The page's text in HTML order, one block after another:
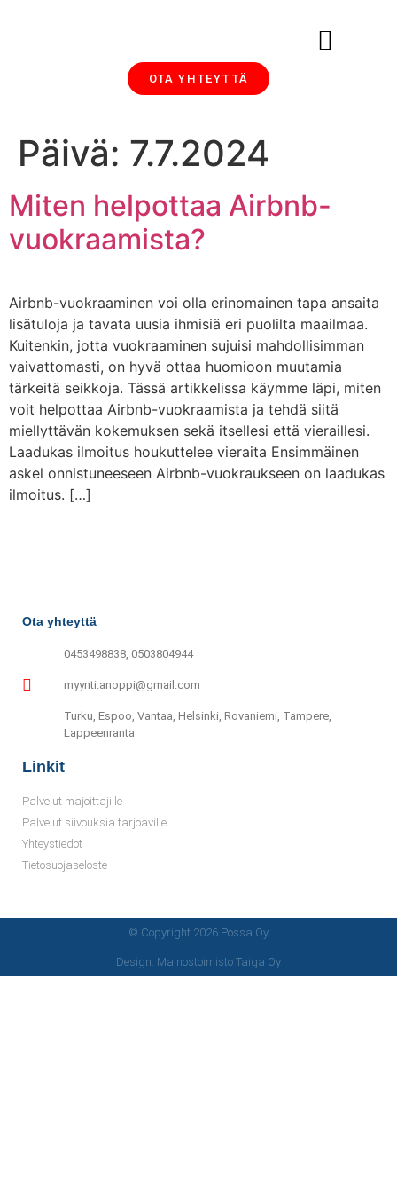
OTA YHTEYTTÄ
Päivä: 7.7.2024
Miten helpottaa Airbnb-
vuokraamista?
Airbnb-vuokraaminen voi olla erinomainen tapa ansaita
lisätuloja ja tavata uusia ihmisiä eri puolilta maailmaa.
Kuitenkin, jotta vuokraaminen sujuisi mahdollisimman
vaivattomasti, on hyvä ottaa huomioon muutamia
tärkeitä seikkoja. Tässä artikkelissa käymme läpi, miten
voit helpottaa Airbnb-vuokraamista ja tehdä siitä
miellyttävän kokemuksen sekä itsellesi että vieraillesi.
Laadukas ilmoitus houkuttelee vieraita Ensimmäinen
askel onnistuneeseen Airbnb-vuokraukseen on laadukas
ilmoitus. […]
Ota yhteyttä
0453498838, 0503804944
myynti.anoppi@gmail.com
Turku, Espoo, Vantaa, Helsinki, Rovaniemi, Tampere,
Lappeenranta
Linkit
Palvelut majoittajille
Palvelut siivouksia tarjoaville
Yhteystiedot
Tietosuojaseloste
© Copyright 2026 Possa Oy
Design: Mainostoimisto Taiga Oy